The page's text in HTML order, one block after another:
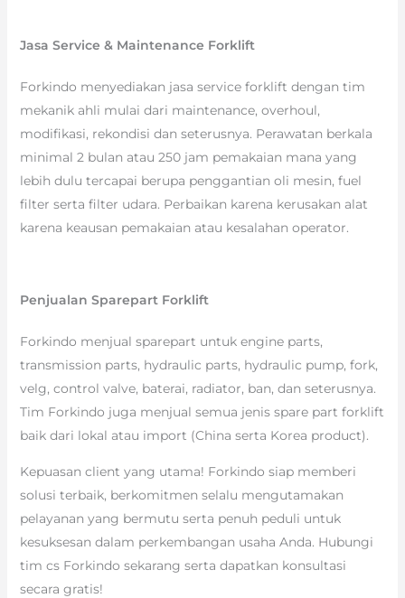
Jasa Service & Maintenance Forklift
Forkindo menyediakan jasa service forklift dengan tim
mekanik ahli mulai dari maintenance, overhoul,
modifikasi, rekondisi dan seterusnya. Perawatan berkala
minimal 2 bulan atau 250 jam pemakaian mana yang
lebih dulu tercapai berupa penggantian oli mesin, fuel
filter serta filter udara. Perbaikan karena kerusakan alat
karena keausan pemakaian atau kesalahan operator.
Penjualan Sparepart Forklift
Forkindo menjual sparepart untuk engine parts,
transmission parts, hydraulic parts, hydraulic pump, fork,
velg, control valve, baterai, radiator, ban, dan seterusnya.
Tim Forkindo juga menjual semua jenis spare part forklift
baik dari lokal atau import (China serta Korea product).
Kepuasan client yang utama! Forkindo siap memberi
solusi terbaik, berkomitmen selalu mengutamakan
pelayanan yang bermutu serta penuh peduli untuk
kesuksesan dalam perkembangan usaha Anda. Hubungi
tim cs Forkindo sekarang serta dapatkan konsultasi
secara gratis!